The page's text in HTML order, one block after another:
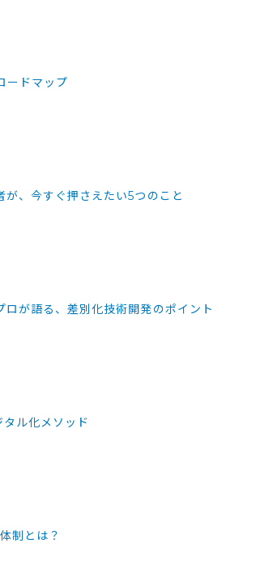
ードマップ
、今すぐ押さえたい5つのこと
ロが語る、差別化技術開発のポイント
ル化メソッド
制とは？